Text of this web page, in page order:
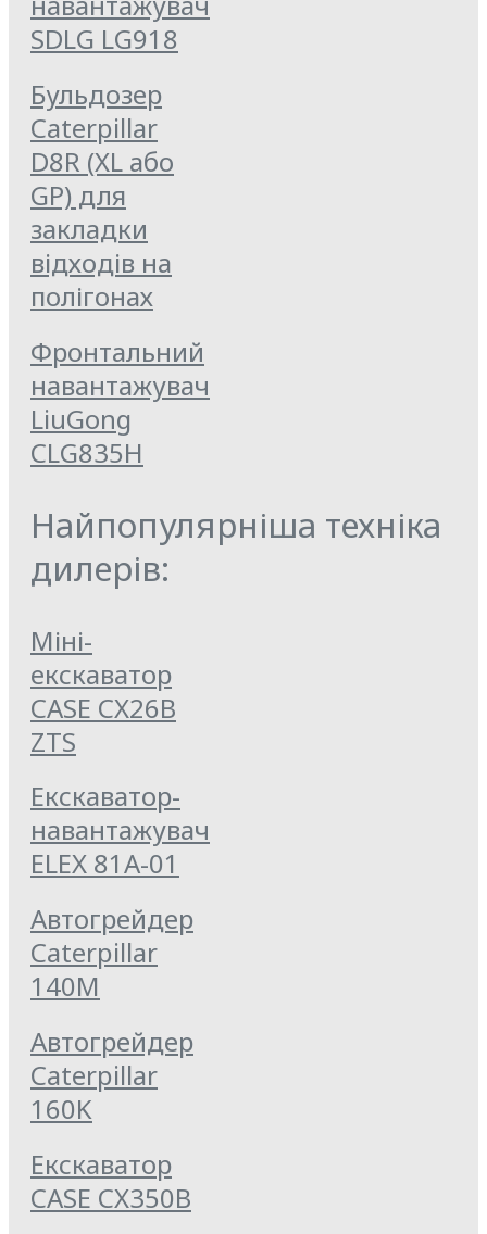
SDLG LG918
Бульдозер
Caterpillar
D8R (XL або
GP) для
закладки
відходів на
полігонах
Фронтальний
навантажувач
LiuGong
CLG835Н
Найпопулярніша техніка
дилерів:
Міні-
екскаватор
CASE CX26B
ZTS
Екскаватор-
навантажувач
ELEX 81А-01
Автогрейдер
Caterpillar
140M
Автогрейдер
Caterpillar
160K
Екскаватор
CASE CX350B